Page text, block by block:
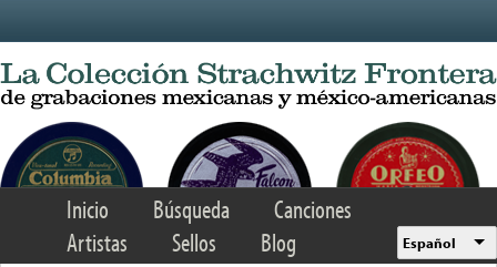
Inicio Búsqueda
Canciones
Artistas
Sellos Blog Español